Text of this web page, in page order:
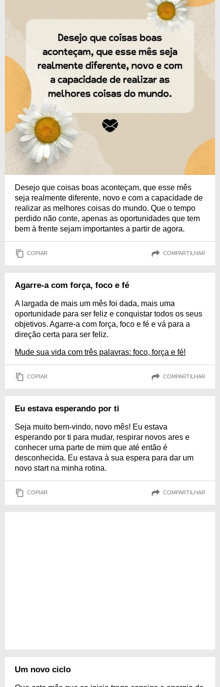
Desejo que coisas boas aconteçam, que esse mês
seja realmente diferente, novo e com a capacidade de
realizar as melhores coisas do mundo. Que o tempo
perdido não conte, apenas as oportunidades que tem
bem à frente sejam importantes a partir de agora.
COPIAR COMPARTILHAR
Agarre-a com força, foco e fé
A largada de mais um mês foi dada, mais uma
oportunidade para ser feliz e conquistar todos os seus
objetivos. Agarre-a com força, foco e fé e vá para a
direção certa para ser feliz.
Mude sua vida com três palavras: foco, força e fé!
COPIAR COMPARTILHAR
Eu estava esperando por ti
Seja muito bem-vindo, novo mês! Eu estava
esperando por ti para mudar, respirar novos ares e
conhecer uma parte de mim que até então é
desconhecida. Eu estava à sua espera para dar um
novo start na minha rotina.
COPIAR COMPARTILHAR
Um novo ciclo